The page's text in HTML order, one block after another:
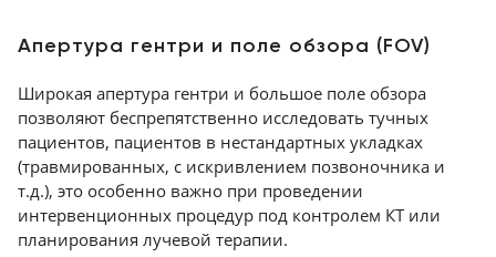
Апертура гентри и поле обзора (FOV)
Широкая апертура гентри и большое поле обзора
позволяют беспрепятственно исследовать тучных
пациентов, пациентов в нестандартных укладках
(травмированных, с искривлением позвоночника и
т.д.), это особенно важно при проведении
интервенционных процедур под контролем КТ или
планирования лучевой терапии.